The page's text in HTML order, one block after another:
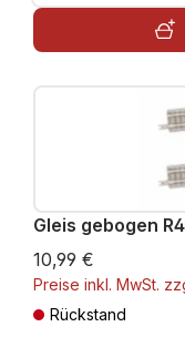
Gleis gebogen
10,99 €
Preise inkl. MwSt.
Rückstand